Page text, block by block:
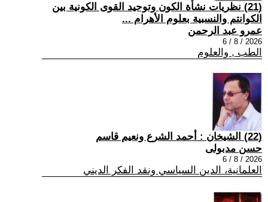
(21) نظريات نشأة الكون وتوحيد القوى الكونية بين
الكوانتم والنسبية بعلوم الأهرام ...
عمرو عبد الرحمن
2026 / 8 / 6
الطب , والعلوم
(22) الشيخان : أحمد الشرع ونعيم قاسم
حسن مدبولى
2026 / 8 / 6
العلمانية، الدين السياسي ونقد الفكر الديني